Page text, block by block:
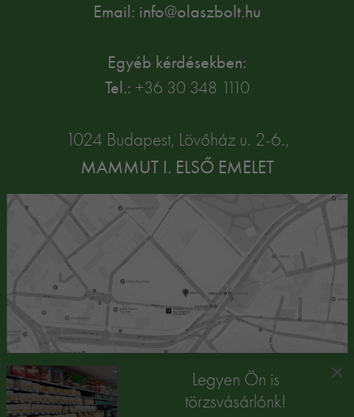
Email: info@olaszbolt.hu
Egyéb kérdésekben:
Tel.: +36 30 348 1110
1024 Budapest, Lövőház u. 2-6.,
MAMMUT I. ELSŐ EMELET
×
Legyen Ön is
törzsvásárlónk!